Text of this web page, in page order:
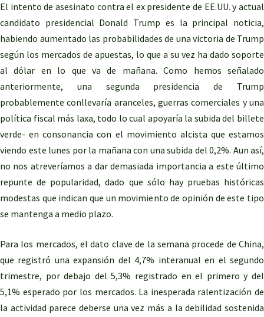
El intento de asesinato contra el ex presidente de EE.UU. y actual
candidato presidencial Donald Trump es la principal noticia,
habiendo aumentado las probabilidades de una victoria de Trump
según los mercados de apuestas, lo que a su vez ha dado soporte
al dólar en lo que va de mañana. Como hemos señalado
anteriormente, una segunda presidencia de Trump
probablemente conllevaría aranceles, guerras comerciales y una
política fiscal más laxa, todo lo cual apoyaría la subida del billete
verde- en consonancia con el movimiento alcista que estamos
viendo este lunes por la mañana con una subida del 0,2%. Aun así,
no nos atreveríamos a dar demasiada importancia a este último
repunte de popularidad, dado que sólo hay pruebas históricas
modestas que indican que un movimiento de opinión de este tipo
se mantenga a medio plazo.
Para los mercados, el dato clave de la semana procede de China,
que registró una expansión del 4,7% interanual en el segundo
trimestre, por debajo del 5,3% registrado en el primero y del
5,1% esperado por los mercados. La inesperada ralentización de
la actividad parece deberse una vez más a la debilidad sostenida